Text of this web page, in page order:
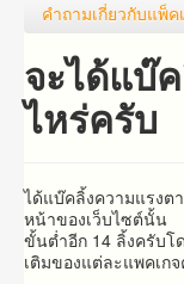
คำถาม​เกี่ยว​กับ​แพ็ค
จะได้แบ๊
ไหร่ครับ
ได้แบ๊คลิ้งความแรงต
หน้าของเว็บไซต์นั้น
ขั้นต่ำอีก 14 ลิ้งครับโ
เติมของแต่ละแพคเก